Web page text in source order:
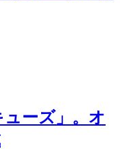
ーズ」。オ